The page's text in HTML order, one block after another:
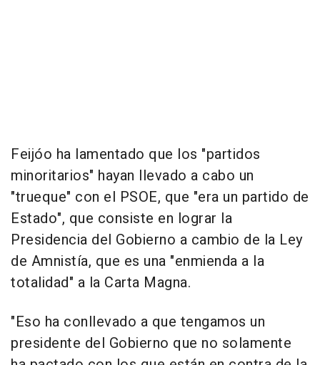
Feijóo ha lamentado que los "partidos
minoritarios" hayan llevado a cabo un
"trueque" con el PSOE, que "era un partido de
Estado", que consiste en lograr la
Presidencia del Gobierno a cambio de la Ley
de Amnistía, que es una "enmienda a la
totalidad" a la Carta Magna.
"Eso ha conllevado a que tengamos un
presidente del Gobierno que no solamente